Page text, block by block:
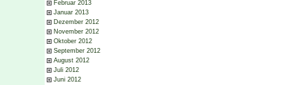
Februar 2013
Januar 2013
Dezember 2012
November 2012
Oktober 2012
September 2012
August 2012
Juli 2012
Juni 2012